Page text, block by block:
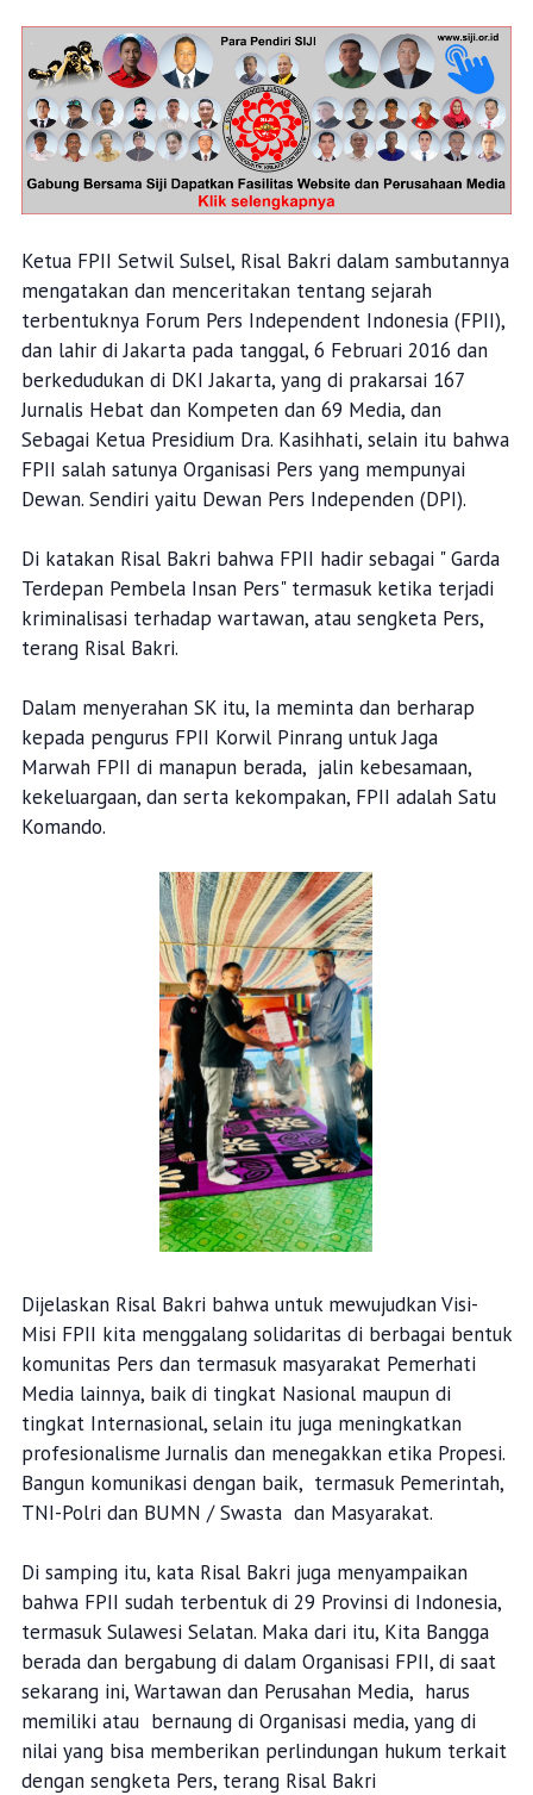
Ketua FPII Setwil Sulsel, Risal Bakri dalam sambutannya
mengatakan dan menceritakan tentang sejarah
terbentuknya Forum Pers Independent Indonesia (FPII),
dan lahir di Jakarta pada tanggal, 6 Februari 2016 dan
berkedudukan di DKI Jakarta, yang di prakarsai 167
Jurnalis Hebat dan Kompeten dan 69 Media, dan
Sebagai Ketua Presidium Dra. Kasihhati, selain itu bahwa
FPII salah satunya Organisasi Pers yang mempunyai
Dewan. Sendiri yaitu Dewan Pers Independen (DPI).
Di katakan Risal Bakri bahwa FPII hadir sebagai " Garda
Terdepan Pembela Insan Pers" termasuk ketika terjadi
kriminalisasi terhadap wartawan, atau sengketa Pers,
terang Risal Bakri.
Dalam menyerahan SK itu, Ia meminta dan berharap
kepada pengurus FPII Korwil Pinrang untuk Jaga
Marwah FPII di manapun berada, jalin kebesamaan,
kekeluargaan, dan serta kekompakan, FPII adalah Satu
Komando.
Dijelaskan Risal Bakri bahwa untuk mewujudkan Visi-
Misi FPII kita menggalang solidaritas di berbagai bentuk
komunitas Pers dan termasuk masyarakat Pemerhati
Media lainnya, baik di tingkat Nasional maupun di
tingkat Internasional, selain itu juga meningkatkan
profesionalisme Jurnalis dan menegakkan etika Propesi.
Bangun komunikasi dengan baik, termasuk Pemerintah,
TNI-Polri dan BUMN / Swasta dan Masyarakat.
Di samping itu, kata Risal Bakri juga menyampaikan
bahwa FPII sudah terbentuk di 29 Provinsi di Indonesia,
termasuk Sulawesi Selatan. Maka dari itu, Kita Bangga
berada dan bergabung di dalam Organisasi FPII, di saat
sekarang ini, Wartawan dan Perusahan Media, harus
memiliki atau bernaung di Organisasi media, yang di
nilai yang bisa memberikan perlindungan hukum terkait
dengan sengketa Pers, terang Risal Bakri